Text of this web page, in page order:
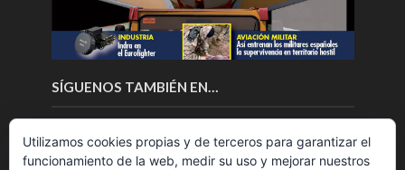
SÍGUENOS TAMBIÉN EN…
Utilizamos cookies propias y de terceros para garantizar el
funcionamiento de la web, medir su uso y mejorar nuestros